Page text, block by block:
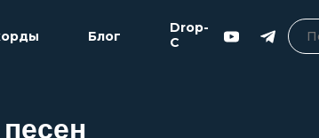
Блог
Drop-
C